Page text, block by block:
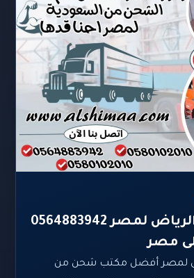
شركة شحن من الرياض لمصر 0564883942
مصر
لمصر أفضل مكتب شحن من